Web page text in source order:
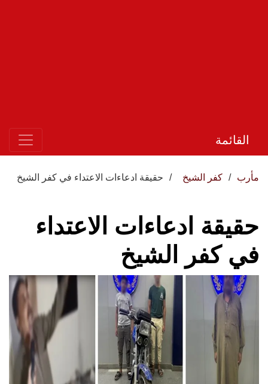
القائمة
مأرب كفر الشيخ حقيقة ادعاءات الاعتداء في كفر الشيخ
حقيقة ادعاءات الاعتداء
في كفر الشيخ